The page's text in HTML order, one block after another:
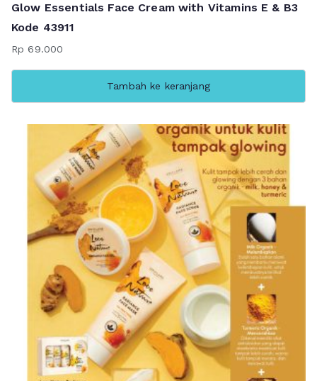
Glow Essentials Face Cream with Vitamins E & B3
Kode 43911
Rp 69.000
Tambah ke keranjang